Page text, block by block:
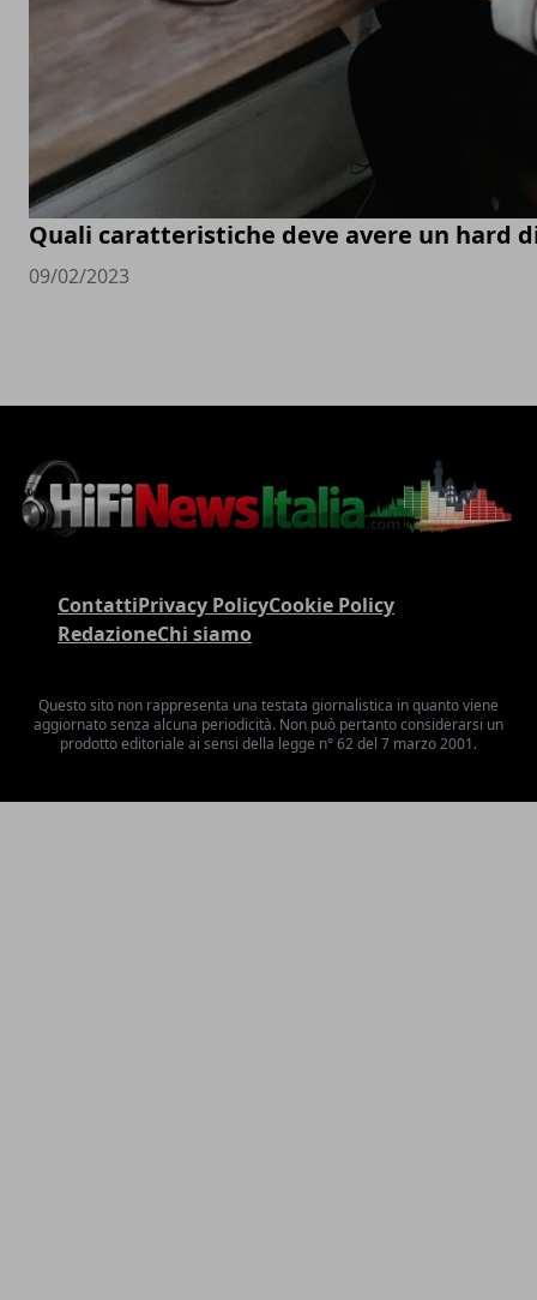
Quali caratteristiche deve avere un hard
09/02/2023
ContattiPrivacy PolicyCookie Policy
RedazioneChi siamo
Questo sito non rappresenta una testata giornalistica in quanto viene
aggiornato senza alcuna periodicità. Non può pertanto considerarsi un
prodotto editoriale ai sensi della legge n° 62 del 7 marzo 2001.